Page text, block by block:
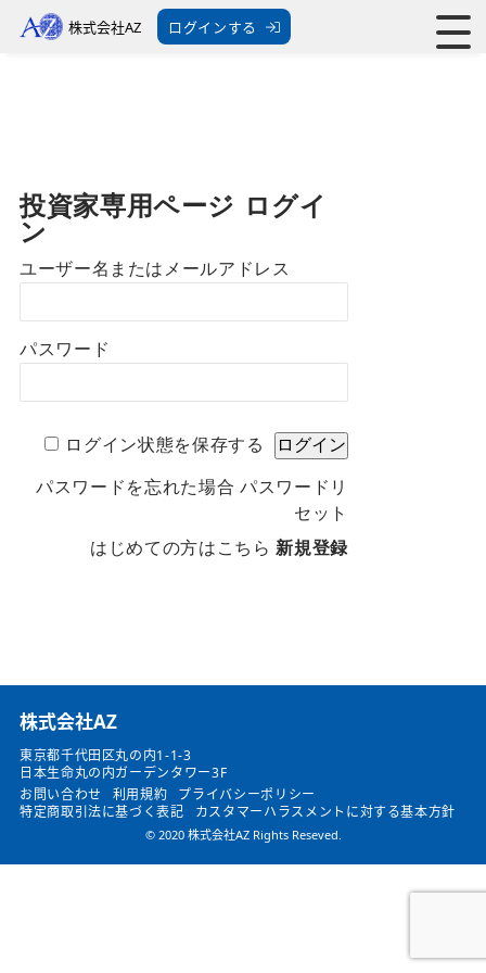
株式会社AZ ログインする
投資家専用ページ ログイ
ン
ユーザー名またはメールアドレス
パスワード
ログイン状態を保存する
パスワードを忘れた場合 パスワードリ
セット
はじめての方はこちら 新規登録
​株式会社AZ
東京都千代田区丸の内1-1-3
日本生命丸の内ガーデンタワー3F
お問い合わせ
利用規約
プライバシーポリシー
特定商取引法に基づく表記
カスタマーハラスメントに対する基本方針
© 2020 株式会社AZ Rights Reseved.